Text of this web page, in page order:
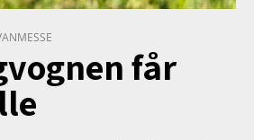
får